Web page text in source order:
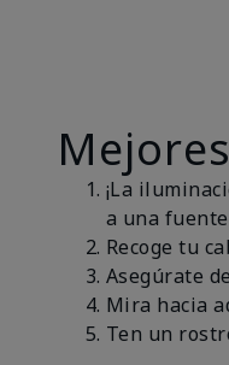
¡La
a una
Recoge tu
Asegúrate
Mira hacia
Ten un